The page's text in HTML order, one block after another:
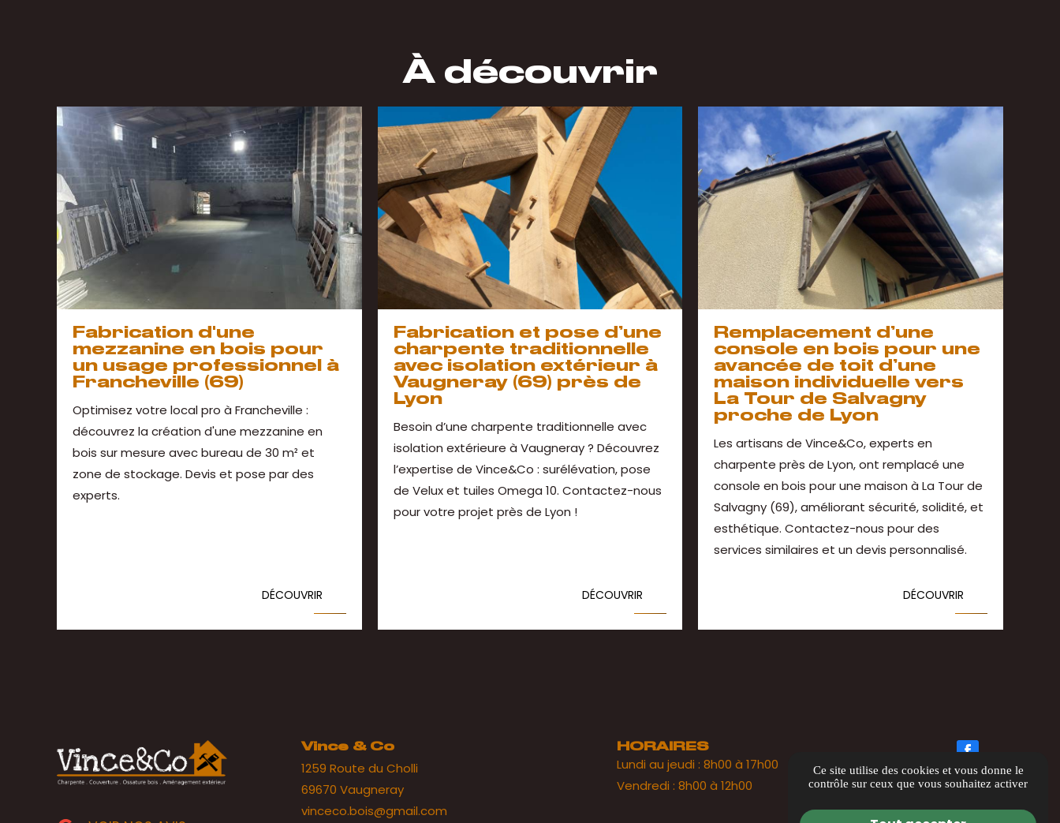
À découvrir
Fabrication d'une
mezzanine en bois pour
un usage professionnel à
Francheville (69)
Optimisez votre local pro à Francheville :
découvrez la création d'une mezzanine en
bois sur mesure avec bureau de 30 m² et
zone de stockage. Devis et pose par des
experts.
DÉCOUVRIR
Fabrication et pose d’une
charpente traditionnelle
avec isolation extérieur à
Vaugneray (69) près de
Lyon
Besoin d’une charpente traditionnelle avec
isolation extérieure à Vaugneray ? Découvrez
l’expertise de Vince&Co : surélévation, pose
de Velux et tuiles Omega 10. Contactez-nous
pour votre projet près de Lyon !
DÉCOUVRIR
Remplacement d’une
console en bois pour une
avancée de toit d’une
maison individuelle vers
La Tour de Salvagny
proche de Lyon
Les artisans de Vince&Co, experts en
charpente près de Lyon, ont remplacé une
console en bois pour une maison à La Tour de
Salvagny (69), améliorant sécurité, solidité, et
esthétique. Contactez-nous pour des
services similaires et un devis personnalisé.
DÉCOUVRIR
Vince & Co
1259 Route du Cholli
69670 Vaugneray
vinceco.bois@gmail.com
HORAIRES
Lundi au jeudi : 8h00 à 17h00
Vendredi : 8h00 à 12h00
Ce site utilise des cookies et vous donne le
contrôle sur ceux que vous souhaitez activer